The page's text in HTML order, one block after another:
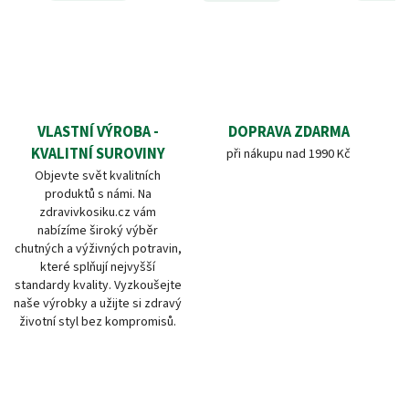
VLASTNÍ VÝROBA -
KVALITNÍ SUROVINY
Objevte svět kvalitních
produktů s námi. Na
zdravivkosiku.cz vám
nabízíme široký výběr
chutných a výživných potravin,
které splňují nejvyšší
standardy kvality. Vyzkoušejte
naše výrobky a užijte si zdravý
životní styl bez kompromisů.
DOPRAVA ZDARMA
při nákupu nad 1990 Kč